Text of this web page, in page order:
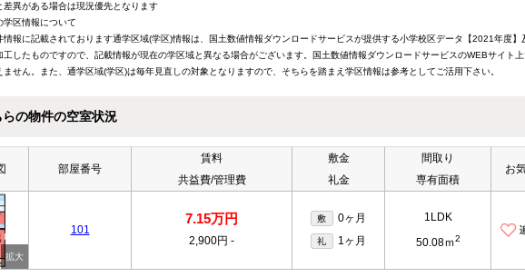
異がある場合は現況優先となります
区情報について
情報に記載されております通学区域(学区)情報は、国土数値情報ダウンロードサービスが提供する小学校区データ【2021年度
工したものですので、記載情報が現在の学区域と異なる場合がございます。国土数値情報ダウンロードサービスのWEBサイト
ません。また、通学区域(学区)は毎年見直しの対象となりますので、そちらを踏まえ学区情報は参考としてご活用下さい。
らの物件の空室状況
部屋番号
賃料
共益費/管理費
敷金
礼金
間取り
専有面積
お
101
7.15万円
2,900円 -
敷 0ヶ月
礼 1ヶ月
1LDK
50.08ｍ2